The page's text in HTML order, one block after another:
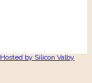
Hosted by Silicon Valby